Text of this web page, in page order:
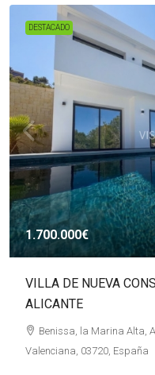
DESTACADO
1.700.000€
VILLA DE NUEVA
ALICANTE
Benissa, la Marina Alta,
Valenciana, 03720, España